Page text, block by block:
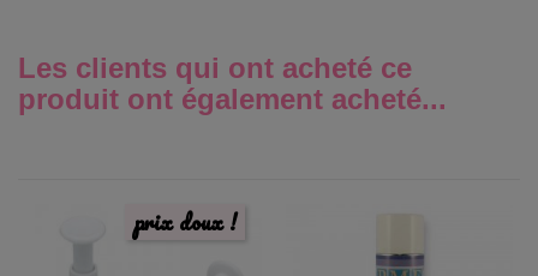
Les clients qui ont acheté ce
produit ont également acheté...
prix doux !